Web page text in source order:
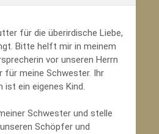
für die überirdische Liebe,
Bitte helft mir in meinem
vor unseren Herrn
meine Schwester. Ihr
ist ein eigenes Kind.
Schwester und stelle
Schöpfer und